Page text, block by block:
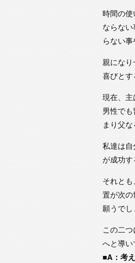
時間の
ならな
らない
親にな
喜びとす
現在、主
男性で
まり父
私達は
が成功
それと
置が次
願うでし
この二
へと導い
■A：考